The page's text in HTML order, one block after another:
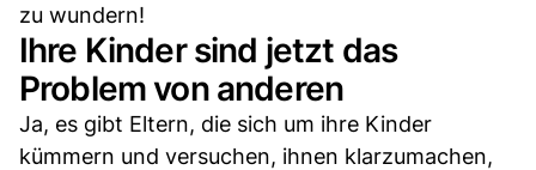
zu wundern!
Ihre Kinder sind jetzt das
Problem von anderen
Ja, es gibt Eltern, die sich um ihre Kinder
kümmern und versuchen, ihnen klarzumachen,